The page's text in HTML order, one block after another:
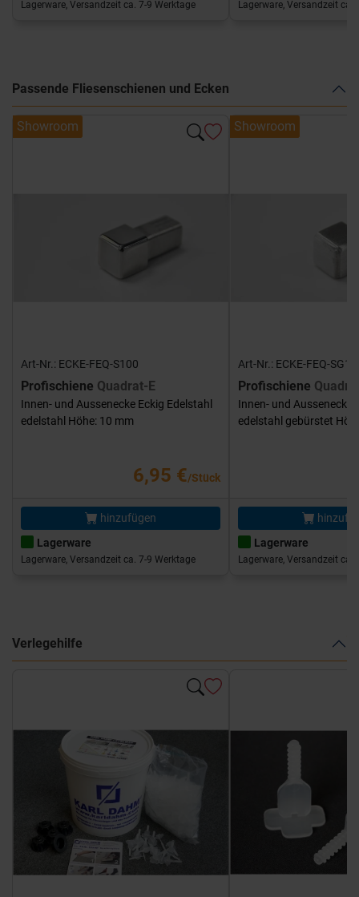
Lagerware, Versandzeit ca. 7-9 Werktage Lagerware, Versandzeit ca.
Passende Fliesenschienen und Ecken
Showroom
Art-Nr.: ECKE-FEQ-S100
Profischiene Quadrat-E
Innen- und Aussenecke Eckig Edelstahl
edelstahl Höhe: 10 mm
6,95 €/Stück
hinzufügen
Lagerware
Lagerware, Versandzeit ca. 7-9 Werktage
Showroom
Art-Nr.: ECKE-FEQ-
Profischiene
Innen- und Aussenecke
edelstahl gebürstet
Lagerware
Lagerware, Versandzeit ca.
Verlegehilfe